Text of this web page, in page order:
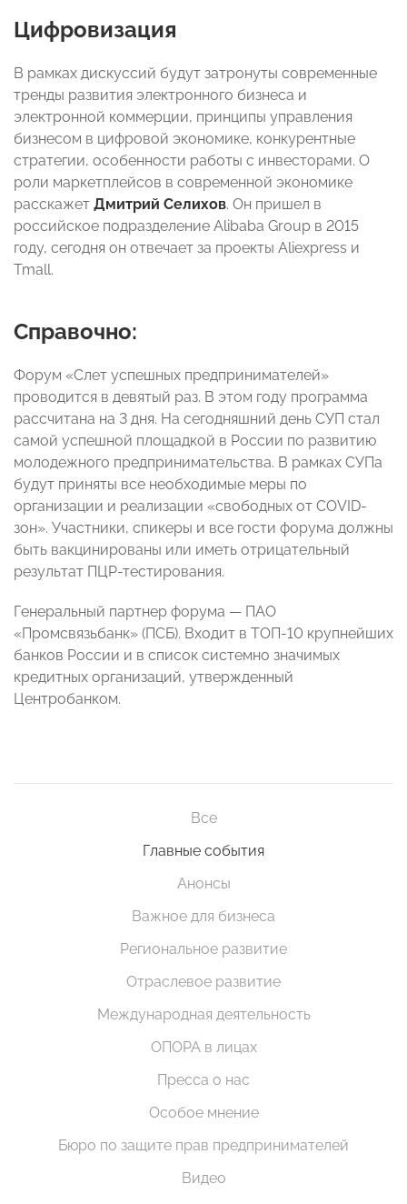
Цифровизация
В рамках дискуссий будут затронуты современные
тренды развития электронного бизнеса и
электронной коммерции, принципы управления
бизнесом в цифровой экономике, конкурентные
стратегии, особенности работы с инвесторами. О
роли маркетплейсов в современной экономике
расскажет Дмитрий Селихов. Он пришел в
российское подразделение Alibaba Group в 2015
году, сегодня он отвечает за проекты Aliexpress и
Tmall.
Справочно:
Форум «Слет успешных предпринимателей»
проводится в девятый раз. В этом году программа
рассчитана на 3 дня. На сегодняшний день СУП стал
самой успешной площадкой в России по развитию
молодежного предпринимательства. В рамках СУПа
будут приняты все необходимые меры по
организации и реализации «свободных от СOVID-
зон». Участники, спикеры и все гости форума должны
быть вакцинированы или иметь отрицательный
результат ПЦР-тестирования.
Генеральный партнер форума — ПАО
«Промсвязьбанк» (ПСБ). Входит в ТОП-10 крупнейших
банков России и в список системно значимых
кредитных организаций, утвержденный
Центробанком.
Все
Главные события
Анонсы
Важное для бизнеса
Региональное развитие
Отраслевое развитие
Международная деятельность
ОПОРА в лицах
Пресса о нас
Особое мнение
Бюро по защите прав предпринимателей
Видео